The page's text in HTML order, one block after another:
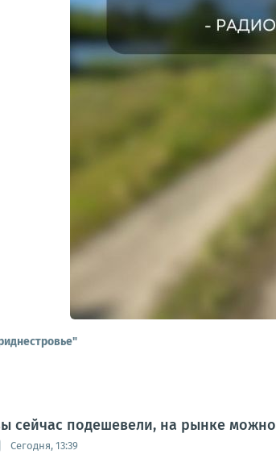
сейчас подешевели, на рынке
Сегодня, 13:39